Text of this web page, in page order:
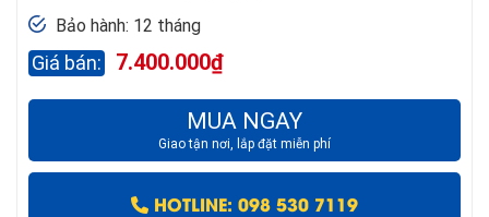
Bảo hành: 12 tháng
7.400.000₫
MUA NGAY
Giao tận nơi, lắp đặt miễn phí
HOTLINE: 098 530 7119